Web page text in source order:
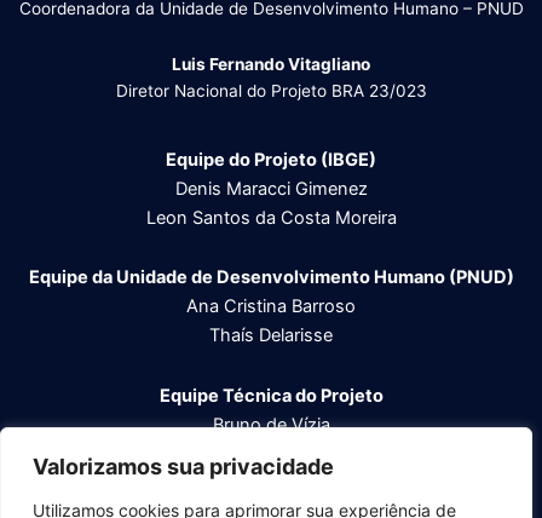
Valorizamos sua privacidade
Utilizamos cookies para aprimorar sua experiência de
Coordenadora da Unidade de Desenvolvimento Humano – PNUD
Luis Fernando Vitagliano
Diretor Nacional do Projeto BRA 23/023
Equipe do Projeto (IBGE)
Denis Maracci Gimenez
Leon Santos da Costa Moreira
Equipe da Unidade de Desenvolvimento Humano (PNUD)
Ana Cristina Barroso
Thaís Delarisse
Equipe Técnica do Projeto
Bruno de Vízia
Daniel de Mattos Höfling
Felipe Sampaio
Inaê Quirino Santos